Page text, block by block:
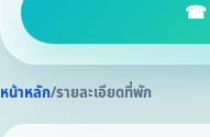
หน้าหลัก/รายละเอียดที่พัก